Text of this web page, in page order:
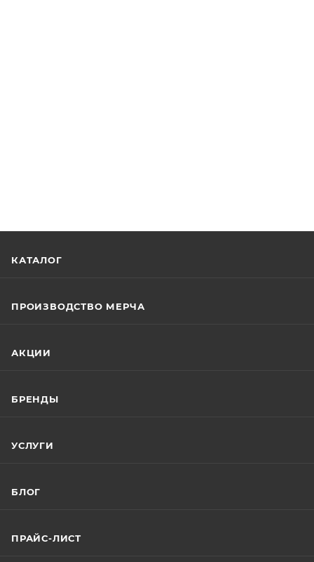
КАТАЛОГ
ПРОИЗВОДСТВО МЕРЧА
АКЦИИ
БРЕНДЫ
УСЛУГИ
БЛОГ
ПРАЙС-ЛИСТ